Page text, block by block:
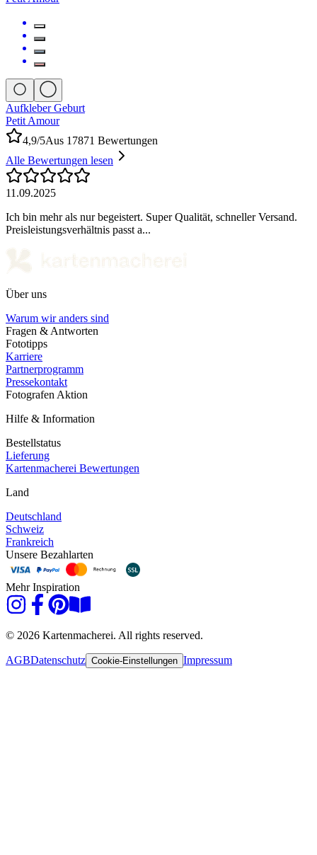
Aufkleber Geburt
Petit Amour
4,9/5Aus 17871 Bewertungen
Alle Bewertungen lesen
11.09.2025
Ich bin mehr als nur begeistert. Super Qualität, schneller Versand.
Preisleistungsverhältnis passt a...
Über uns
Warum wir anders sind
Fragen & Antworten
Fototipps
Karriere
Partnerprogramm
Pressekontakt
Fotografen Aktion
Hilfe & Information
Bestellstatus
Lieferung
Kartenmacherei Bewertungen
Land
Deutschland
Schweiz
Frankreich
Unsere Bezahlarten
Mehr Inspiration
© 2026 Kartenmacherei. All rights reserved.
AGBDatenschutz Cookie-Einstellungen Impressum